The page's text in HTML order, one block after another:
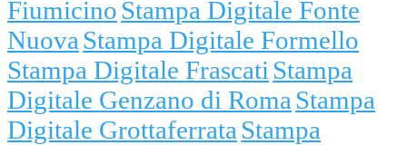
Fiumicino Stampa Digitale Fonte
Nuova Stampa Digitale Formello
Stampa Digitale Frascati Stampa
Digitale Genzano di Roma Stampa
Digitale Grottaferrata Stampa